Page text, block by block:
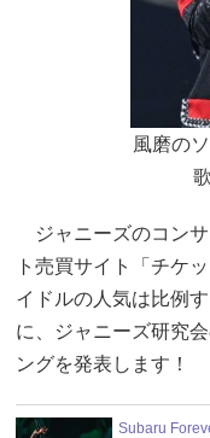
風磨の
ジャニーズのコンサ
ト売買サイト「チケ
イドルの人気は比例
に、ジャニーズ研究
ングを発表します！
Subaru